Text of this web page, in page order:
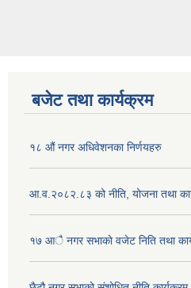
बजेट तथा कार्यक्रम
१८ औं नगर अधिवेशनका निर्णयहरु
आ.व.२०८२.८३ को नीति, योजना तथा
१७ आै नगर सभाकाे वजेट निति तथा